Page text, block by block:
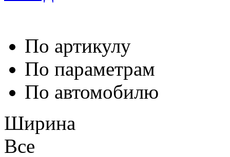
По артикулу
По параметрам
По автомобилю
Ширина
Все